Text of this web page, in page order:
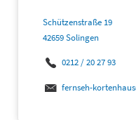
Schützenstraße 19
42659 Solingen
0212 / 20 27 93
fernseh-